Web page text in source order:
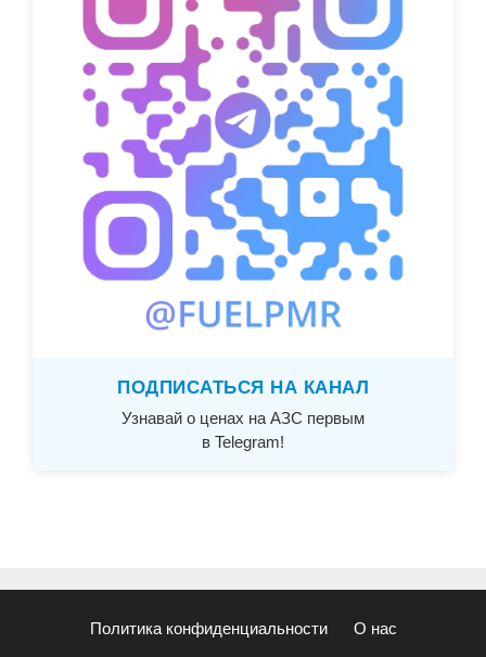
ПОДПИСАТЬСЯ НА КАНАЛ
Узнавай о ценах на АЗС первым
в Telegram!
Политика конфиденциальности О нас